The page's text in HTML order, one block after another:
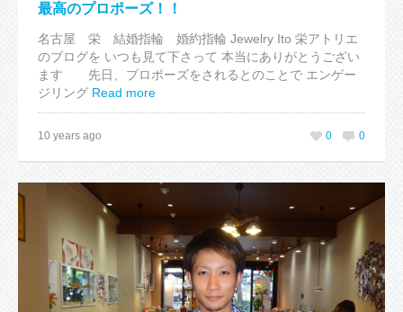
最高のプロポーズ！！
名古屋 栄 結婚指輪 婚約指輪 Jewelry Ito 栄アトリエ
のブログを いつも見て下さって 本当にありがとうござい
ます 先日、プロポーズをされるとのことで エンゲー
ジリング Read more
10 years ago 0
0